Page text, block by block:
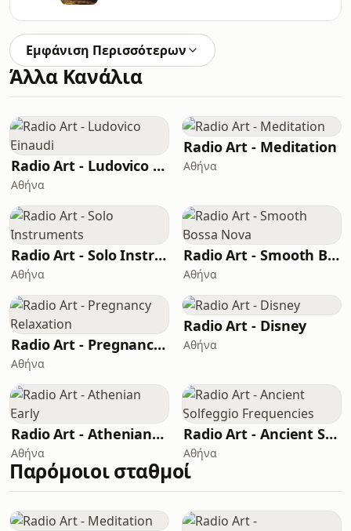
Εμφάνιση Περισσότερων
Άλλα Κανάλια
Radio Art - Ludovico Einaudi
Αθήνα
Radio Art - Meditation
Αθήνα
Radio Art - Solo Instruments
Αθήνα
Radio Art - Smooth Bossa Nova
Αθήνα
Radio Art - Pregnancy Relaxation
Αθήνα
Radio Art - Disney
Αθήνα
Radio Art - Athenian Early
Αθήνα
Radio Art - Ancient Solfeggio Frequencies
Αθήνα
Παρόμοιοι σταθμοί